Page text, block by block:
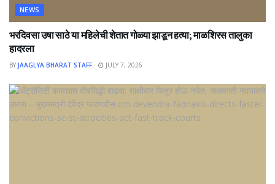
NEWS
भरदिवसा उषा साठे या महिलेची शेतात गोळ्या झाडून हत्या; माळशिरस तालुका
हादरला
BY JAAGLYA BHARAT STAFF JULY 7, 2026